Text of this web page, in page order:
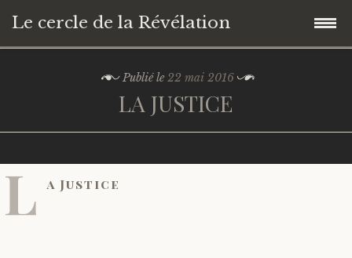
Le cercle de la Révélation
LA JUSTICE
Le Temps Sacré
Publié le22 mai 2016
LA JUSTICE
L a Justice